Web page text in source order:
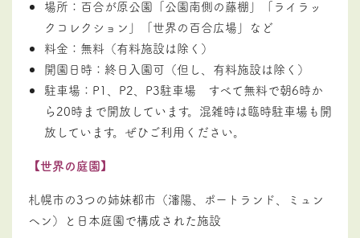
場所：百合が原公園「公園南側の藤棚」「ライラッ
クコレクション」「世界の百合広場」など
料金：無料（有料施設は除く）
開園日時：終日入園可（但し、有料施設は除く）
駐車場：P1、P2、P3駐車場 すべて無料で朝6時か
ら20時まで開放しています。混雑時は臨時駐車場も開
放しています。ぜひご利用ください。
【世界の庭園】
札幌市の3つの姉妹都市（瀋陽、ポートランド、ミュン
ヘン）と日本庭園で構成された施設